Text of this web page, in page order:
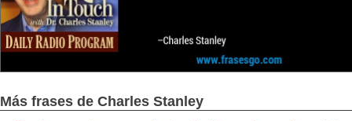
Más frases de Charles Stanley